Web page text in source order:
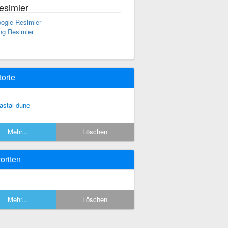
Resimler
Resimler
dune
Mehr... Löschen
Mehr... Löschen